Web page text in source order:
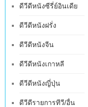
ดีวีดีหนังซีรี่ย์อินเดีย
ดีวีดีหนังฝรั่ง
ดีวีดีหนังจีน
ดีวีดีหนังเกาหลี
ดีวีดีหนังญี่ปุ่น
ดีวีดีรายการทีวี/อื่น